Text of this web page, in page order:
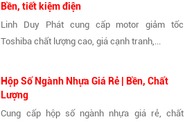
Bền, tiết kiệm điện
Linh Duy Phát cung cấp motor giảm tốc
Toshiba chất lượng cao, giá cạnh tranh,...
Hộp Số Ngành Nhựa Giá Rẻ | Bền, Chất
Lượng
Cung cấp hộp số ngành nhựa giá rẻ, chất